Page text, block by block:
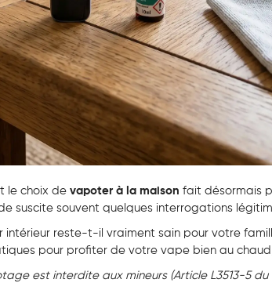
le choix devapoter à la maison fait désormais
suscite souvent quelques interrogations
intérieur reste-t-il vraiment sain pour votre
pour profiter de votre vape bien au
est interdite aux mineurs (Article L3513-5